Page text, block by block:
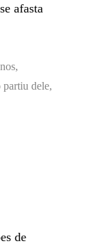
afasta
partiu dele,
de